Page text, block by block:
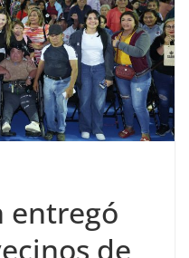
entregó
de